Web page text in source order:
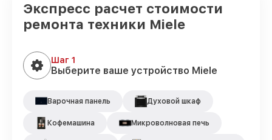
Экспресс расчет стоимости
ремонта техники Miele
Шаг 1
Выберите ваше устройство Miele
Варочная панель Духовой шкаф
Кофемашина Микроволновая печь